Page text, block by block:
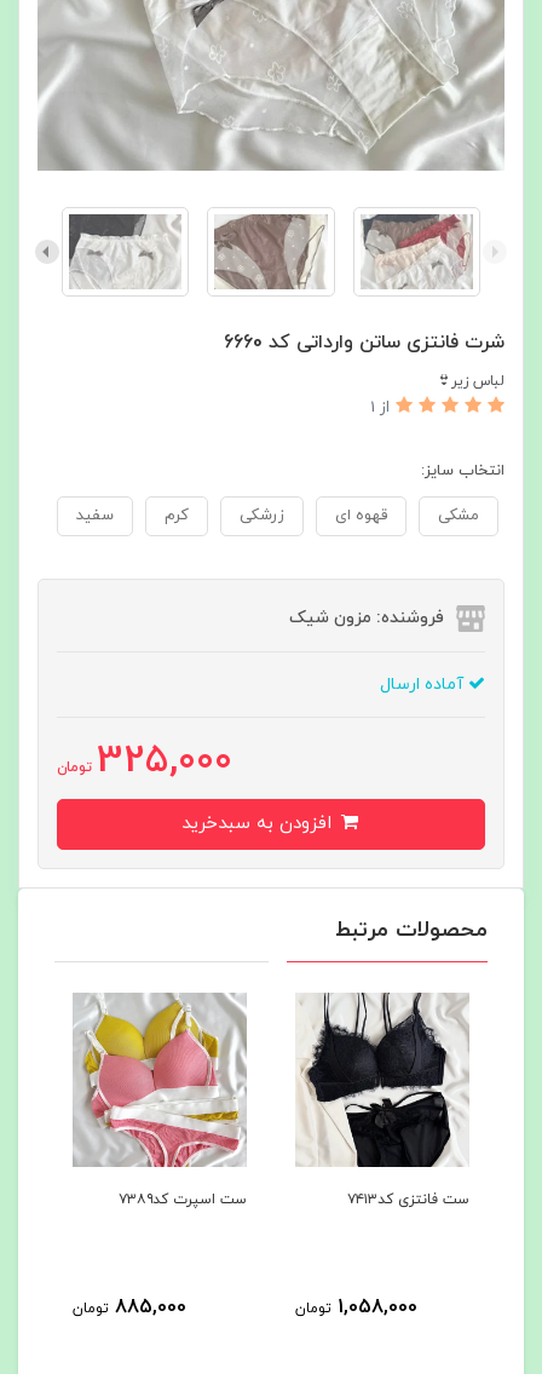
شرت فانتزی ساتن وارداتی کد 6660
لباس زیر👙
از 1
انتخاب سایز:
مشکی قهوه ای زرشکی کرم سفید
فروشنده: مزون شیک
آماده ارسال
325,000 تومان
محصولات مرتبط
ست فانتزی کد۷۴۱۳
1,058,000 تومان
ست اسپرت کد۷۳۸۹
885,000 تومان